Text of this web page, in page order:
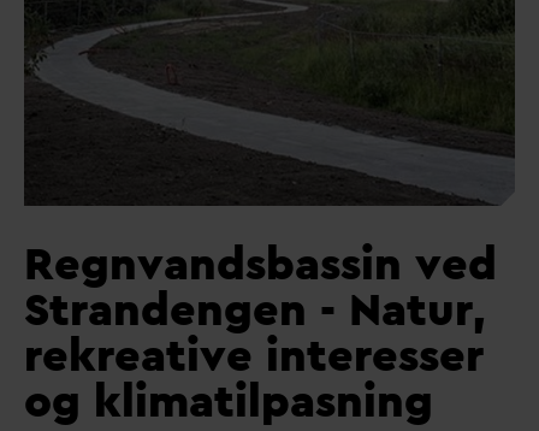
Regnvandsbassin ved
Strandengen - Natur,
rekreative interesser
og klimatilpasning